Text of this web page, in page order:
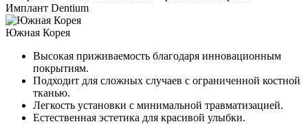
Имплант Dentium
Южная Корея
Высокая приживаемость благодаря инновационным
покрытиям.
Подходит для сложных случаев с ограниченной костной
тканью.
Легкость установки с минимальной травматизацией.
Естественная эстетика для красивой улыбки.